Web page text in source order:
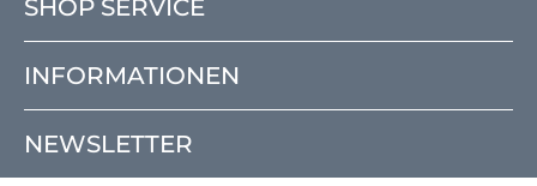
SHOP SERVICE
INFORMATIONEN
NEWSLETTER